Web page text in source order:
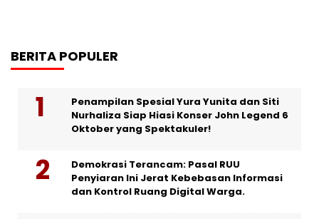
BERITA POPULER
Penampilan Spesial Yura Yunita dan Siti
Nurhaliza Siap Hiasi Konser John Legend 6
Oktober yang Spektakuler!
Demokrasi Terancam: Pasal RUU
Penyiaran Ini Jerat Kebebasan Informasi
dan Kontrol Ruang Digital Warga.